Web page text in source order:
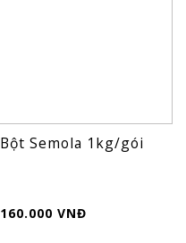
Bột Semola 1kg/gói
160.000 VNĐ